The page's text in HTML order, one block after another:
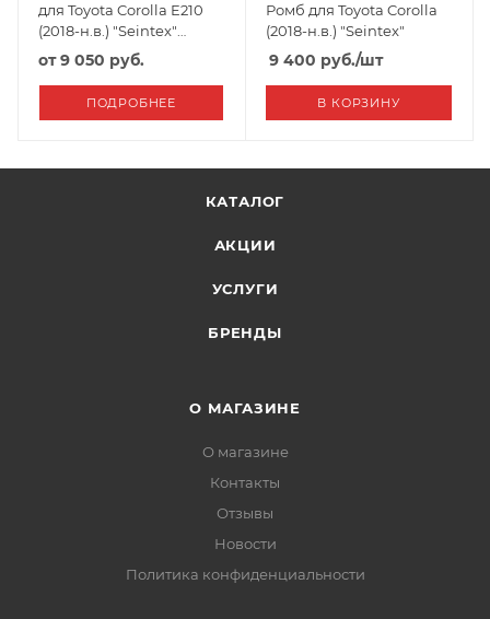
для Toyota Corolla E210
(2018-н.в.) "Seintex"
Черно-Белый
от9 050 руб.
ПОДРОБНЕЕ
Ромб для Toyota Corolla
(2018-н.в.) "Seintex"
9 400 руб./шт
В КОРЗИНУ
КАТАЛОГ
АКЦИИ
УСЛУГИ
БРЕНДЫ
О МАГАЗИНЕ
О магазине
Контакты
Отзывы
Новости
Политика конфиденциальности